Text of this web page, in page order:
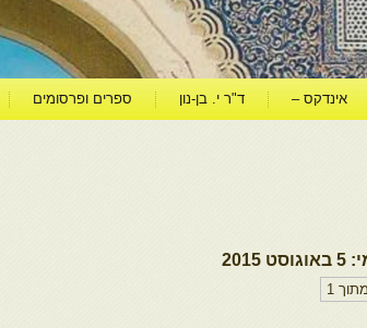
אינדקס – ד"ר י. בן-נון ספרים ופרסומים
5 באוגוסט 2015